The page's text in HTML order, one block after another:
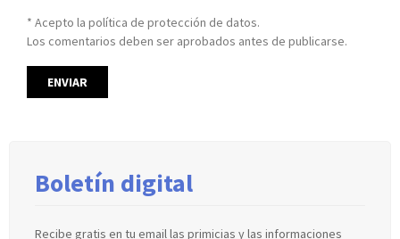
* Acepto la política de protección de datos.
Los comentarios deben ser aprobados antes de publicarse.
Boletín digital
Recibe gratis en tu email las primicias y las informaciones